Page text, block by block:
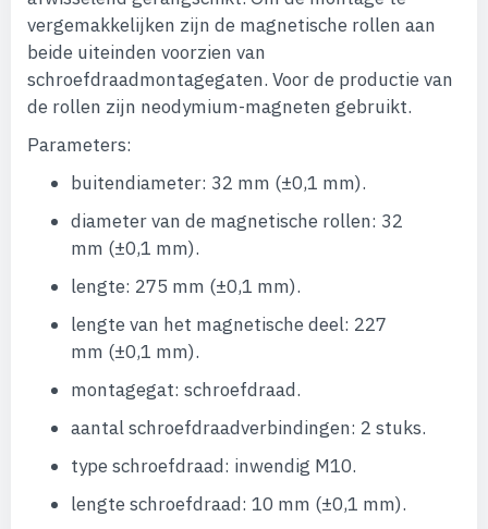
vergemakkelijken zijn de magnetische rollen aan
beide uiteinden voorzien van
schroefdraadmontagegaten. Voor de productie van
de rollen zijn neodymium-magneten gebruikt.
Parameters:
buitendiameter: 32 mm (±0,1 mm).
diameter van de magnetische rollen: 32
mm (±0,1 mm).
lengte: 275 mm (±0,1 mm).
lengte van het magnetische deel: 227
mm (±0,1 mm).
montagegat: schroefdraad.
aantal schroefdraadverbindingen: 2 stuks.
type schroefdraad: inwendig M10.
lengte schroefdraad: 10 mm (±0,1 mm).